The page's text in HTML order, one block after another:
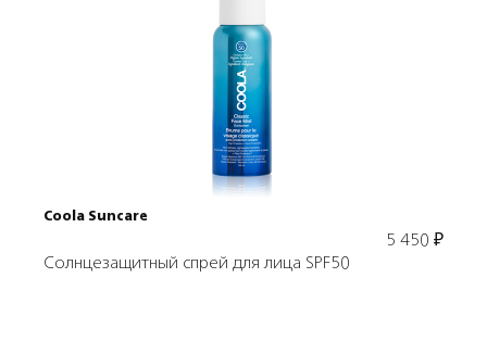
Подробнее
В корзину
Coola Suncare
5 450 ₽
Солнцезащитный спрей для лица SPF50